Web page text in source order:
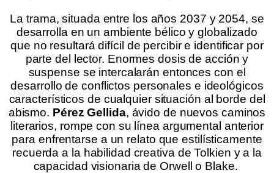
La trama, situada entre los años 2037 y 2054, se
desarrolla en un ambiente bélico y globalizado
que no resultará difícil de percibir e identificar por
parte del lector. Enormes dosis de acción y
suspense se intercalarán entonces con el
desarrollo de conflictos personales e ideológicos
característicos de cualquier situación al borde del
abismo. Pérez Gellida, ávido de nuevos caminos
literarios, rompe con su línea argumental anterior
para enfrentarse a un relato que estilísticamente
recuerda a la habilidad creativa de Tolkien y a la
capacidad visionaria de Orwell o Blake.